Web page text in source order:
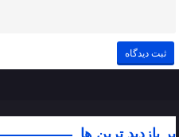
پر بازدید ترین ها